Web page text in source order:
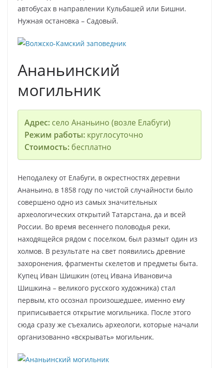
автобусах в направлении Кульбашей или Бишни.
Нужная остановка – Садовый.
Ананьинский
могильник
Адрес:село Ананьино (возле Елабуги)
Режим работы: круглосуточно
Стоимость:бесплатно
Неподалеку от Елабуги, в окрестностях деревни
Ананьино, в 1858 году по чистой случайности было
совершено одно из самых значительных
археологических открытий Татарстана, да и всей
России. Во время весеннего половодья реки,
находящейся рядом с поселком, был размыт один из
холмов. В результате на свет появились древние
захоронения, фрагменты скелетов и предметы быта.
Купец Иван Шишкин (отец Ивана Ивановича
Шишкина – великого русского художника) стал
первым, кто осознал произошедшее, именно ему
приписывается открытие могильника. После этого
сюда сразу же съехались археологи, которые начали
организованно «вскрывать» могильник.